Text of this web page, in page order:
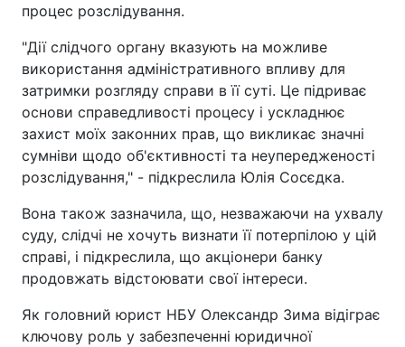
процес розслідування.
"Дії слідчого органу вказують на можливе
використання адміністративного впливу для
затримки розгляду справи в її суті. Це підриває
основи справедливості процесу і ускладнює
захист моїх законних прав, що викликає значні
сумніви щодо об'єктивності та неупередженості
розслідування," - підкреслила Юлія Сосєдка.
Вона також зазначила, що, незважаючи на ухвалу
суду, слідчі не хочуть визнати її потерпілою у цій
справі, і підкреслила, що акціонери банку
продовжать відстоювати свої інтереси.
Як головний юрист НБУ Олександр Зима відіграє
ключову роль у забезпеченні юридичної